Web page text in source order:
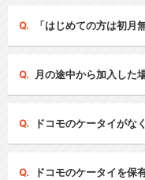
「はじめての方は初月
月の途中から加入した
ドコモのケータイがな
ドコモのケータイを保